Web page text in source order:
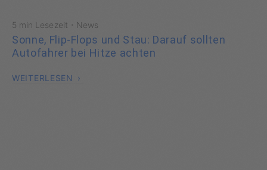
5 min Lesezeit · News
Sonne, Flip-Flops und Stau: Darauf sollten
Autofahrer bei Hitze achten
WEITERLESEN